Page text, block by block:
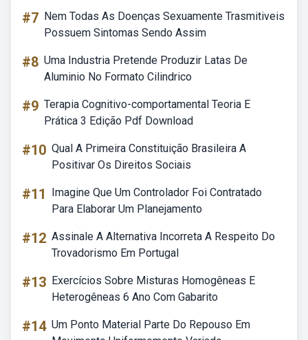
#7 Nem Todas As Doenças Sexuamente Trasmitiveis
Possuem Sintomas Sendo Assim
#8 Uma Industria Pretende Produzir Latas De
Aluminio No Formato Cilindrico
#9 Terapia Cognitivo-comportamental Teoria E
Prática 3 Edição Pdf Download
#10 Qual A Primeira Constituição Brasileira A
Positivar Os Direitos Sociais
#11
Imagine Que Um Controlador Foi Contratado
Para Elaborar Um Planejamento
#12 Assinale A Alternativa Incorreta A Respeito Do
Trovadorismo Em Portugal
#13 Exercícios Sobre Misturas Homogêneas E
Heterogêneas 6 Ano Com Gabarito
#14 Um Ponto Material Parte Do Repouso Em